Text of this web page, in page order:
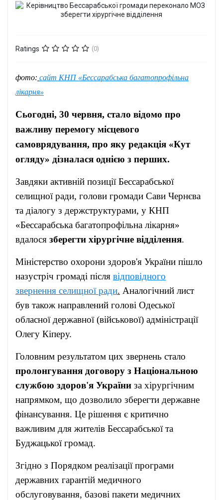
Ratings (0)
фото: сайт КНП «Бессарабська багатопрофільна
лікарня»
Сьогодні, 30 червня, стало відомо про
важливу перемогу місцевого
самоврядування, про яку редакція «Кут
огляду» дізналася однією з перших.
Завдяки активній позиції Бессарабської
селищної ради, голови громади Сави Чернєва
та діалогу з держструктурами, у КНП
«Бессарабська багатопрофільна лікарня»
вдалося зберегти хірургічне відділення.
Міністерство охорони здоров'я України пішло
назустріч громаді після відповідного
звернення селищної ради. Аналогічний лист
був також направлений голові Одеської
обласної державної (військової) адміністрації
Олегу Кіперу.
Головним результатом цих звернень стало
пролонгування договору з Національною
службою здоров'я України за хірургічним
напрямком, що дозволило зберегти державне
фінансування. Це рішення є критично
важливим для жителів Бессарабської та
Буджацької громад.
Згідно з Порядком реалізації програми
державних гарантій медичного
обслуговування, базові пакети медичних